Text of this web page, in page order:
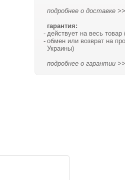
подробнее о доставке
гарантия:
действует на весь
обмен или возврат на
Украины)
подробнее о гарантии